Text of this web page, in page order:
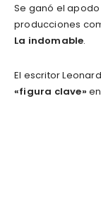
Se ganó el
producciones
La indomable.
El escritor
«figura clave»